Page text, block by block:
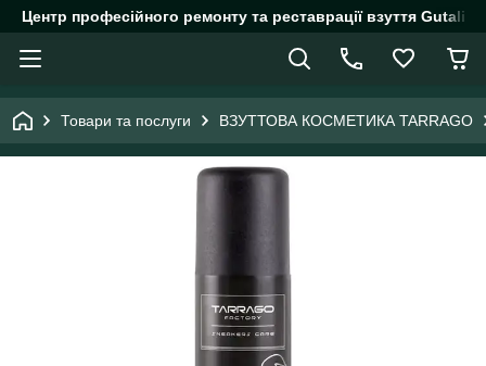
Центр професійного ремонту та реставрації взуття
Товари та послуги ВЗУТТОВА КОСМЕТИКА TARRAGO